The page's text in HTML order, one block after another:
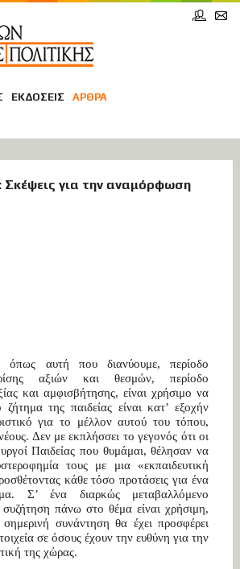
ΕΚΔΟΣΕΙΣ ΑΡΘΡΑ
Σκέψεις για την αναμόρφωση
όπως αυτή που διανύουμε, περίοδο
αξιών και θεσμών, περίοδο
και αμφισβήτησης, είναι χρήσιμο να
της παιδείας είναι κατ’ εξοχήν
για το μέλλον αυτού του τόπου,
Δεν με εκπλήσσει το γεγονός ότι οι
Παιδείας που θυμάμαι, θέλησαν να
τους με μια «εκπαιδευτική
κάθε τόσο προτάσεις για ένα
Σ’ ένα διαρκώς μεταβαλλόμενο
πάνω στο θέμα είναι χρήσιμη,
συνάντηση θα έχει προσφέρει
σε όσους έχουν την ευθύνη για την
της χώρας.